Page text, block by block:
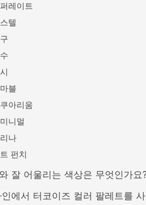
레이트
텔
블
아리움
니멀
나
펀치
잘 어울리는 색상은 무엇인가요
에서 터코이즈 컬러 팔레트를